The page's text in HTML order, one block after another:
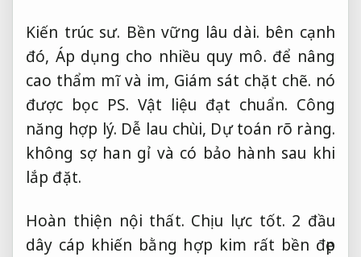
Kiến trúc sư. Bền vững lâu dài. bên cạnh
đó, Áp dụng cho nhiều quy mô. để nâng
cao thẩm mĩ và im, Giám sát chặt chẽ. nó
được bọc PS.Vật liệu đạt chuẩn. Công
năng hợp lý. Dễ lau chùi, Dự toán rõ ràng.
không sợ han gỉ và có bảo hành sau khi
lắp đặt.
Hoàn thiện nội thất. Chịu lực tốt. 2 đầu
dây cáp khiến bằng hợp kim rất bền đẹp